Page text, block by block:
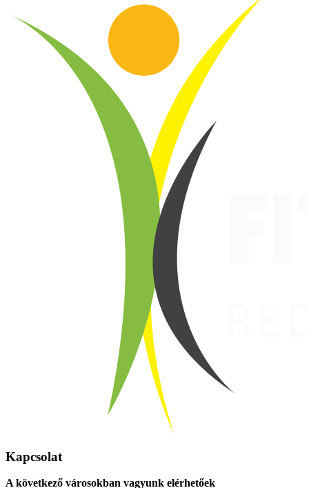
Kapcsolat
A következő városokban vagyunk elérhetőek